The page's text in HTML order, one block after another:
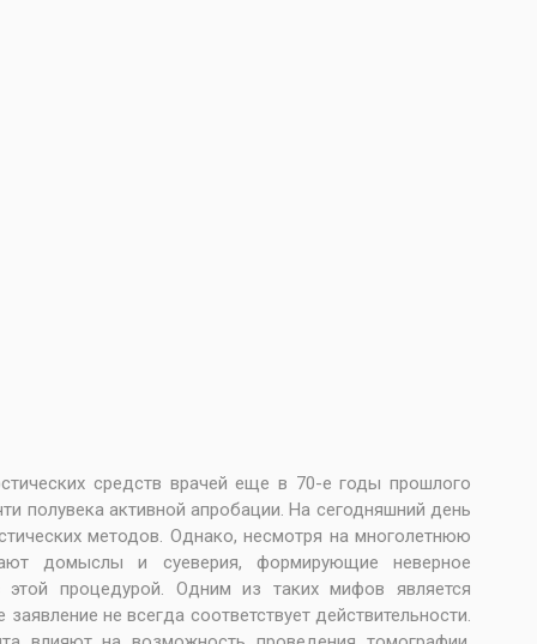
средств врачей еще в 70-е годы прошлого
полувека активной апробации. На сегодняшний день
методов. Однако, несмотря на многолетнюю
домыслы и суеверия, формирующие неверное
этой процедурой. Одним из таких мифов является
не всегда соответствует действительности.